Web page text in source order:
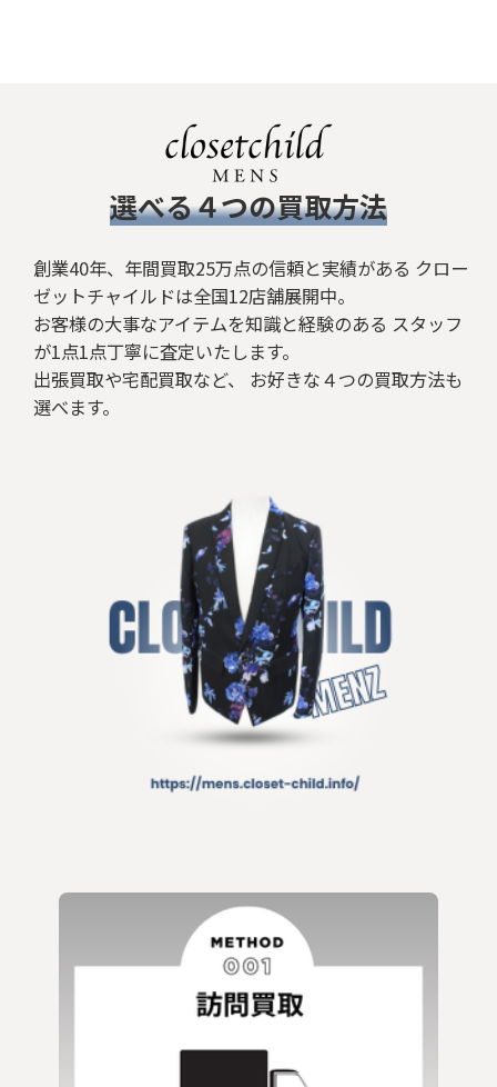
​選べる４つの買取方法
創業40年、年間買取25万点の信頼と実績がある クロー
ゼットチャイルドは全国12店舗展開中。
お客様の大事なアイテムを知識と経験のある スタッフ
が1点1点丁寧に査定いたします。
出張買取や宅配買取など、 お好きな４つの買取方法も
選べます。